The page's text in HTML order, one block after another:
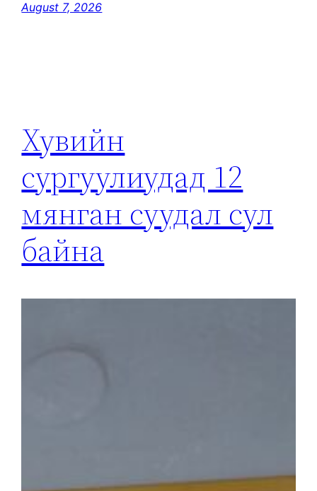
August 7, 2026
Хувийн
сургуулиудад 12
мянган суудал сул
байна